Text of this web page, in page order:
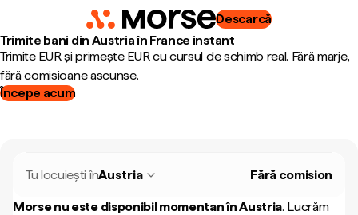
Descarcă
Trimite bani din Austria în France instant
Trimite EUR și primește EUR cu cursul de schimb real. Fără marje,
fără comisioane ascunse.
Începe acum
Tu locuiești înAustria Fără comision
Morse nu este disponibil momentan înAustria. Lucrăm